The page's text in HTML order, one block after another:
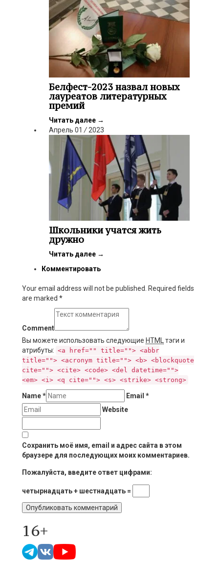
Белфест-2023 назвал новых
лауреатов литературных
премий
Читать далее →
Апрель 01 / 2023
Школьники учатся жить
дружно
Читать далее →
Комментировать
Your email address will not be published. Required fields
are marked *
Comment
Вы можете использовать следующие HTMLтэги и
атрибуты: <a href="" title=""> <abbr
title=""> <acronym title=""> <b> <blockquote
cite=""> <cite> <code> <del datetime="">
<em> <i> <q cite=""> <s> <strike> <strong>
Name* Email *
Website
Сохранить моё имя, email и адрес сайта в этом
браузере для последующих моих комментариев.
Пожалуйста, введите ответ цифрами:
четырнадцать + шестнадцать =
16+